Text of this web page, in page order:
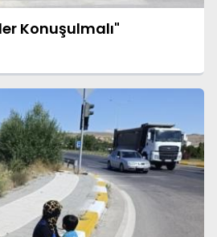
Konuşulmalı"